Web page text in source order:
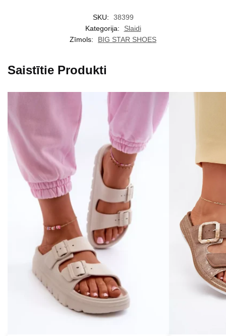
SKU:
38399
Kategorija:
Slaidi
Zīmols:
BIG STAR SHOES
Saistītie Produkti